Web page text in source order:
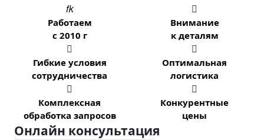

Работаем
с 2010 г

Внимание
к деталям

Гибкие условия
сотрудничества

Оптимальная
логистика

Комплексная
обработка запросов

Конкурентные
цены
Онлайн консультация